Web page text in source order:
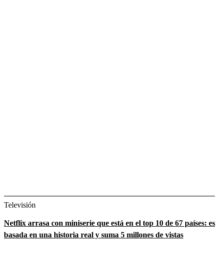
Televisión
Netflix arrasa con miniserie que está en el top 10 de 67 países: es
basada en una historia real y suma 5 millones de vistas